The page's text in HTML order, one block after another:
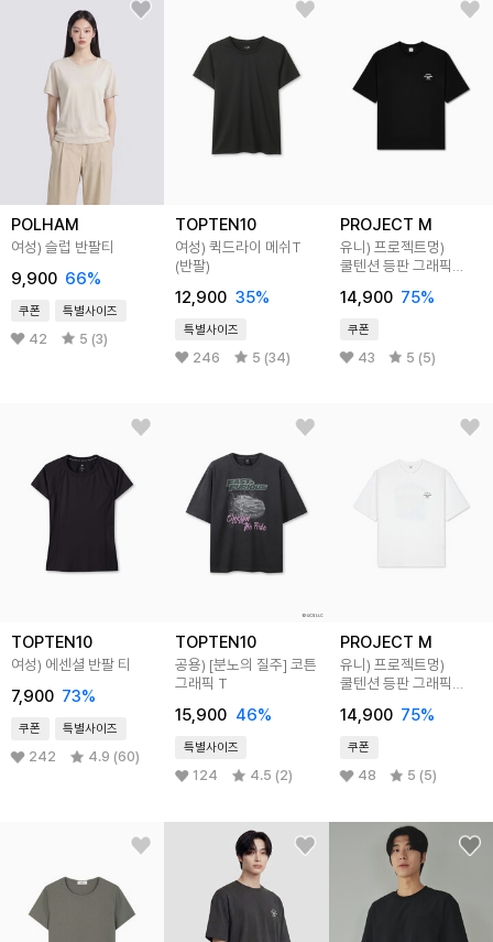
POLHAM
여성) 슬럽 반팔티
9,900 66%
쿠폰 특별사이즈
42 5 (3)
TOPTEN10
여성) 퀵드라이 메쉬T
(반팔)
12,900 35%
특별사이즈
246 5 (34)
PROJECT M
유니) 프로젝트멍)
쿨텐션 등판 그래픽
14,900 75%
쿠폰
43 5 (5)
TOPTEN10
여성) 에센셜 반팔 티
7,900 73%
쿠폰 특별사이즈
242 4.9 (60)
TOPTEN10
공용) [분노의 질주] 코튼
그래픽 T
15,900 46%
특별사이즈
124 4.5 (2)
PROJECT M
유니) 프로젝트멍)
쿨텐션 등판 그래픽
14,900 75%
쿠폰
48 5 (5)